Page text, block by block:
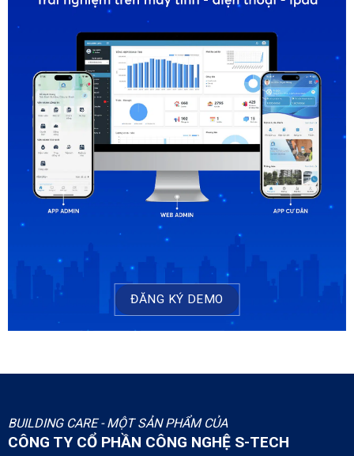
ĐĂNG KÝ DEMO
BUILDING CARE - MỘT SẢN PHẨM CỦA
CÔNG TY CỔ PHẦN CÔNG NGHỆ S-TECH